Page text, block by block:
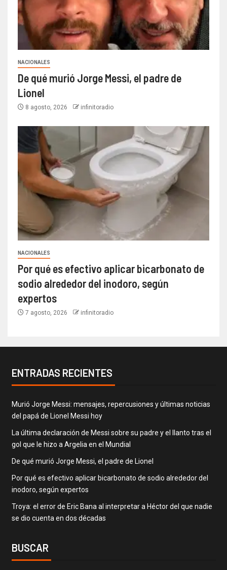
NACIONALES
De qué murió Jorge Messi, el padre de
Lionel
8 agosto, 2026 infinitoradio
NACIONALES
Por qué es efectivo aplicar bicarbonato de
sodio alrededor del inodoro, según
expertos
7 agosto, 2026 infinitoradio
ENTRADAS RECIENTES
Murió Jorge Messi: mensajes, repercusiones y últimas noticias
del papá de Lionel Messi hoy
La última declaración de Messi sobre su padre y el llanto tras el
gol que le hizo a Argelia en el Mundial
De qué murió Jorge Messi, el padre de Lionel
Por qué es efectivo aplicar bicarbonato de sodio alrededor del
inodoro, según expertos
Troya: el error de Eric Bana al interpretar a Héctor del que nadie
se dio cuenta en dos décadas
BUSCAR